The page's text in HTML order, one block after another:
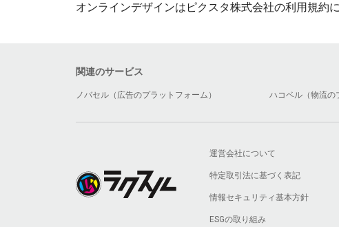
オンラインデザインはピクスタ株式会社の利用規約
関連のサービス
ノバセル（広告のプラットフォーム） ハコベル（物流の
運営会社について
特定取引法に基づく表記
情報セキュリティ基本方針
ESGの取り組み